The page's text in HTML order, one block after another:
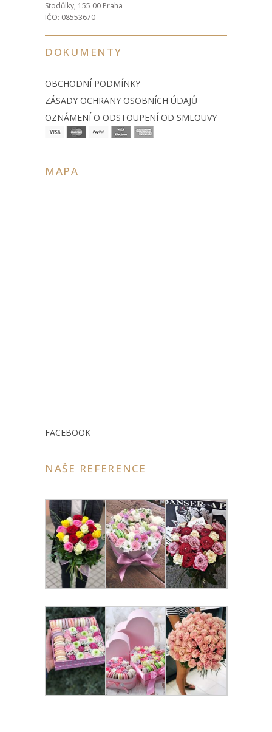
Stodůlky, 155 00 Praha
IČO: 08553670
DOKUMENTY
OBCHODNÍ PODMÍNKY
ZÁSADY OCHRANY OSOBNÍCH ÚDAJŮ
OZNÁMENÍ O ODSTOUPENÍ OD SMLOUVY
MAPA
FACEBOOK
NAŠE REFERENCE